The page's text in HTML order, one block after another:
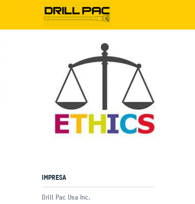
IMPRESA
Drill Pac Usa Inc.